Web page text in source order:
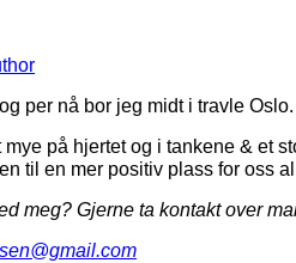
per nå bor jeg midt i travle Oslo.
på hjertet og i tankene & et
til en mer positiv plass for oss
meg? Gjerne ta kontakt over
com